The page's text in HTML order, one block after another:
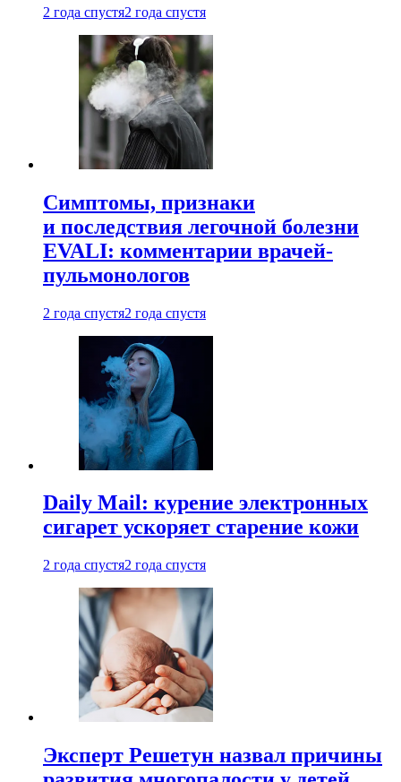
2 года спустя2 года спустя
Симптомы, признаки
и последствия легочной болезни
EVALI: комментарии врачей-
пульмонологов
2 года спустя2 года спустя
Daily Mail: курение электронных
сигарет ускоряет старение кожи
2 года спустя2 года спустя
Эксперт Решетун назвал причины